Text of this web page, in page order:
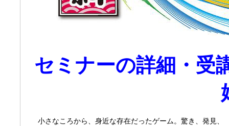
セミナーの詳細・受
小さなころから、身近な存在だったゲーム。驚き、発見、